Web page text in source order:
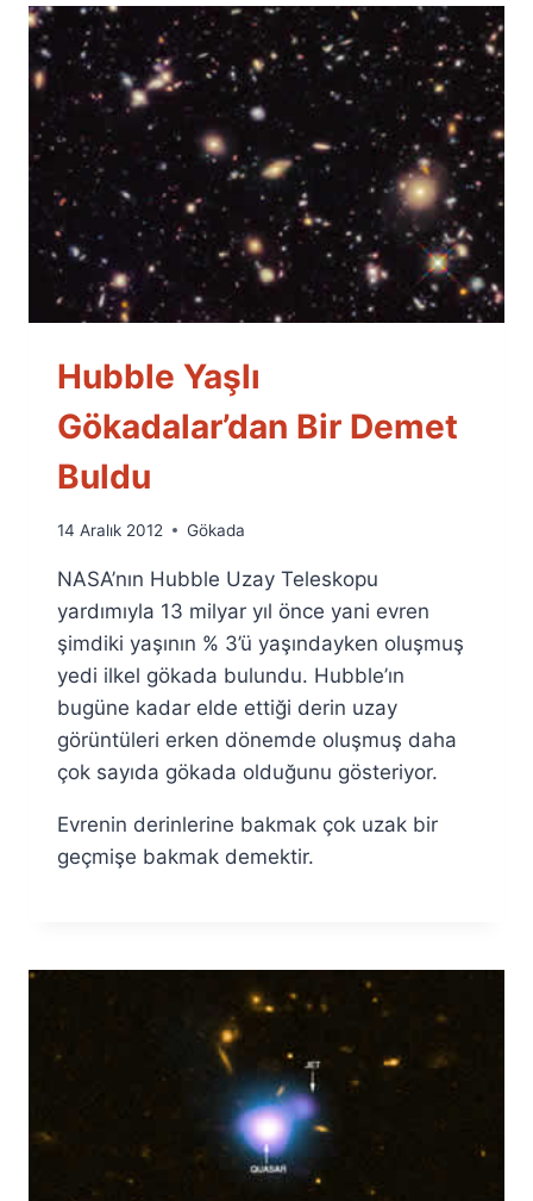
Hubble Yaşlı
Gökadalar’dan Bir Demet
Buldu
By
Fuat
Özyar
14 Aralık 2012 Gökada
NASA’nın Hubble Uzay Teleskopu
yardımıyla 13 milyar yıl önce yani evren
şimdiki yaşının % 3’ü yaşındayken oluşmuş
yedi ilkel gökada bulundu. Hubble’ın
bugüne kadar elde ettiği derin uzay
görüntüleri erken dönemde oluşmuş daha
çok sayıda gökada olduğunu gösteriyor.
Evrenin derinlerine bakmak çok uzak bir
geçmişe bakmak demektir.